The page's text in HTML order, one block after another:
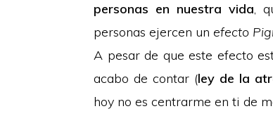
personas en nuestra vida,
personas ejercen un efecto
A pesar de que este efecto
acabo de contar (ley de la
hoy no es centrarme en ti de